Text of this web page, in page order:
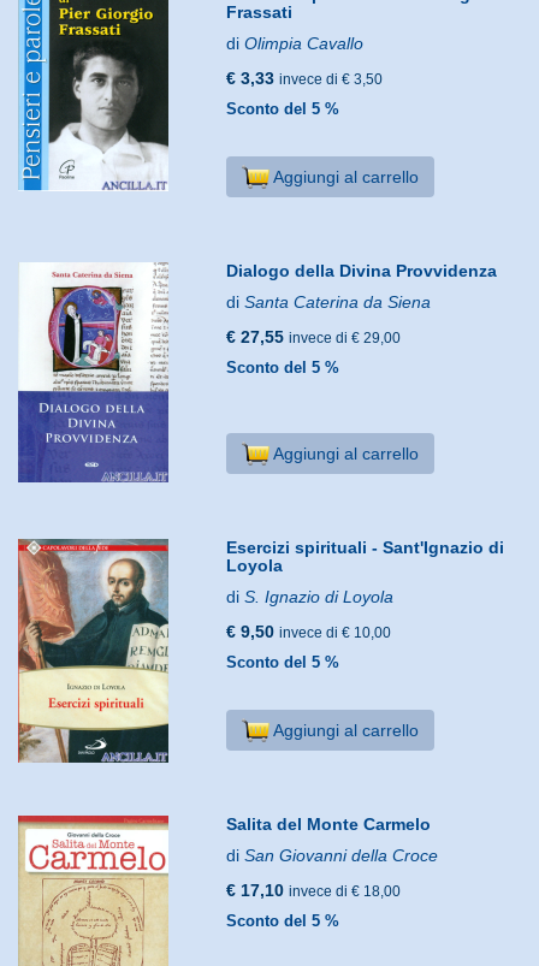
Frassati
diOlimpia Cavallo
€ 3,33 invece di € 3,50
Sconto del 5 %
Aggiungi al carrello
Dialogo della Divina Provvidenza
diSanta Caterina da Siena
€ 27,55 invece di € 29,00
Sconto del 5 %
Aggiungi al carrello
Esercizi spirituali - Sant'Ignazio di
Loyola
diS. Ignazio di Loyola
€ 9,50 invece di € 10,00
Sconto del 5 %
Aggiungi al carrello
Salita del Monte Carmelo
diSan Giovanni della Croce
€ 17,10 invece di € 18,00
Sconto del 5 %